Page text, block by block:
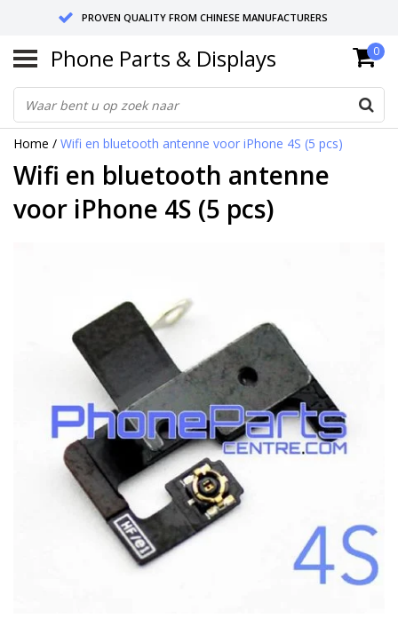
PROVEN QUALITY FROM CHINESE MANUFACTURERS
SEND RETURNS TO GERMANY OR NETHERLANDS
10 DAY SHIPPING
Phone Parts & Displays 0
Home / Wifi en bluetooth antenne voor iPhone 4S (5 pcs)
Wifi en bluetooth antenne
voor iPhone 4S (5 pcs)